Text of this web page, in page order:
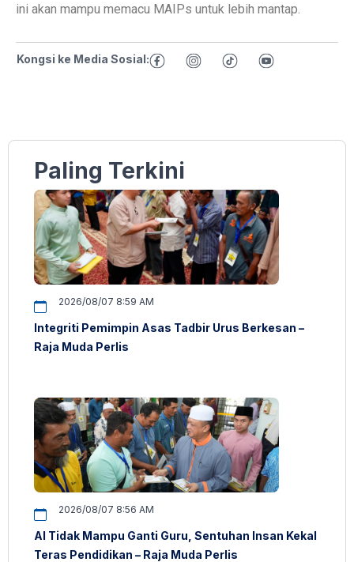
ini akan mampu memacu MAIPs untuk lebih mantap.
Kongsi ke Media Sosial:
Paling Terkini
2026/08/07 8:59 AM
Integriti Pemimpin Asas Tadbir Urus Berkesan –
Raja Muda Perlis
2026/08/07 8:56 AM
AI Tidak Mampu Ganti Guru, Sentuhan Insan Kekal
Teras Pendidikan – Raja Muda Perlis